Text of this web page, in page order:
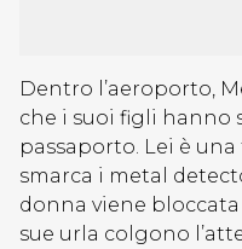
Dentro l’aeroporto,
che i suoi figli hanno
passaporto. Lei è
smarca i metal
donna viene bloccata
sue urla colgono